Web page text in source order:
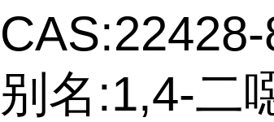
别名:1,4-二